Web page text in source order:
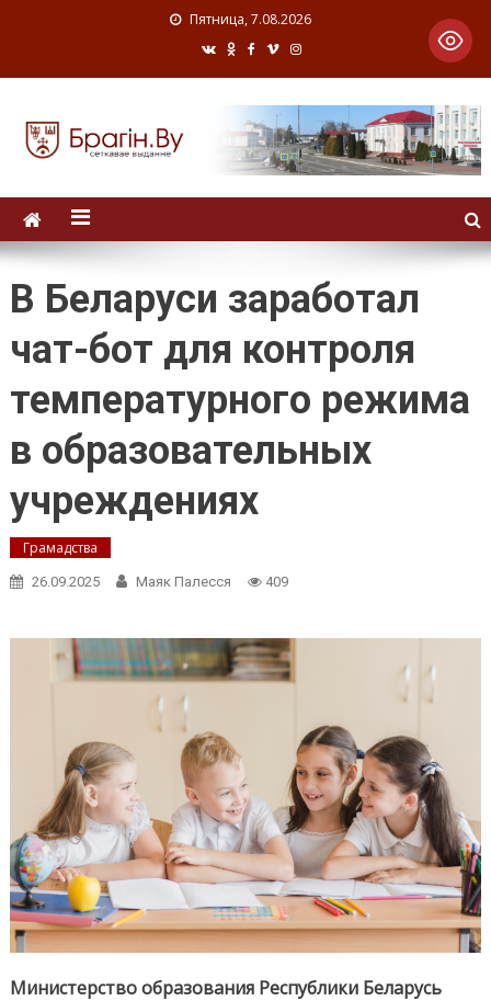
Пятница, 7.08.2026
В Беларуси заработал
чат-бот для контроля
температурного режима
в образовательных
учреждениях
Грамадства
26.09.2025 Маяк Палесся 409
Министерство образования Республики Беларусь